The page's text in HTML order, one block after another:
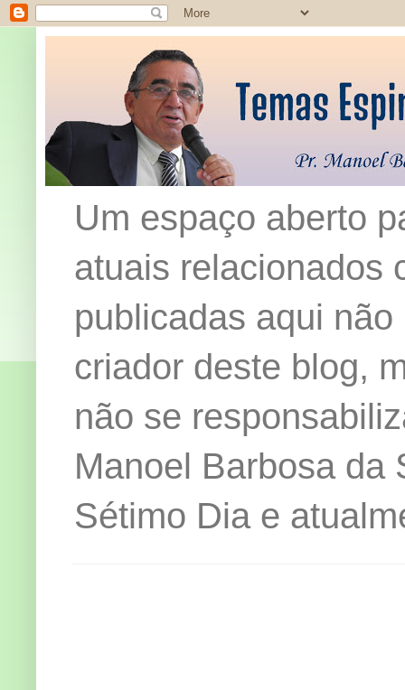
Um espaço aberto
atuais relacionados
publicadas aqui
criador deste blog,
não se
Manoel Barbosa da
Sétimo Dia e